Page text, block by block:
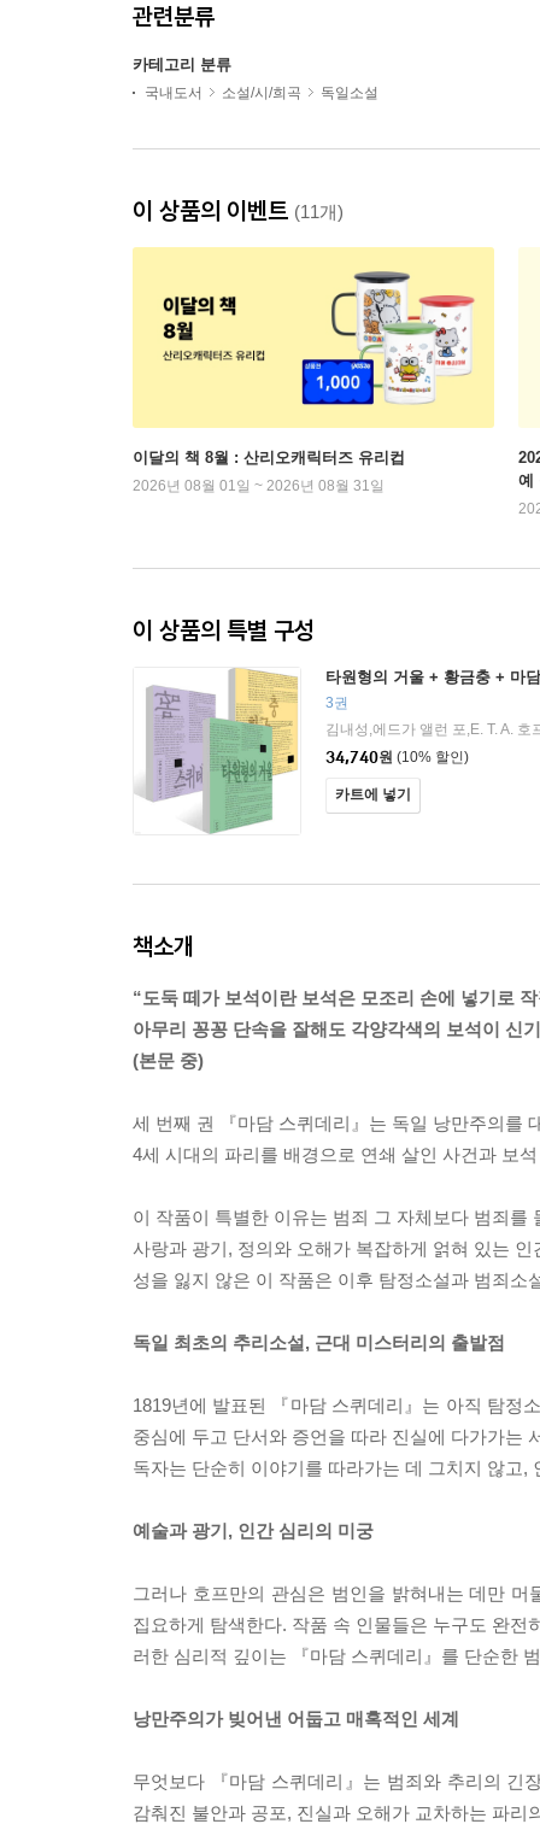
관련분류
카테고리 분류
국내도서 소설/시/희곡 독일소설
이 상품의 이벤트 (11개)
이달의 책 8월 : 산리오캐릭터즈 유리컵
2026년 08월 01일 ~ 2026년 08월 31일
예
이 상품의 특별 구성
타원형의 거울 + 황금충 + 마
3권
34,740원 (10% 할인)
카트에 넣기
책소개
“도둑 떼가 보석이란 보석은 모조리 손에 넣기로
아무리 꽁꽁 단속을 잘해도 각양각색의 보석이 신
(본문 중)
세 번째 권 『마담 스퀴데리』는 독일 낭만주의를
4세 시대의 파리를 배경으로 연쇄 살인 사건과 보
이 작품이 특별한 이유는 범죄 그 자체보다 범죄
사랑과 광기, 정의와 오해가 복잡하게 얽혀 있는
성을 잃지 않은 이 작품은 이후 탐정소설과 범죄소
독일 최초의 추리소설, 근대 미스터리의 출발점
1819년에 발표된 『마담 스퀴데리』는 아직 탐정
중심에 두고 단서와 증언을 따라 진실에 다가가는
독자는 단순히 이야기를 따라가는 데 그치지 않고
예술과 광기, 인간 심리의 미궁
그러나 호프만의 관심은 범인을 밝혀내는 데만
집요하게 탐색한다. 작품 속 인물들은 누구도 완
러한 심리적 깊이는 『마담 스퀴데리』를 단순한
낭만주의가 빚어낸 어둡고 매혹적인 세계
무엇보다 『마담 스퀴데리』는 범죄와 추리의 긴
감춰진 불안과 공포, 진실과 오해가 교차하는 파